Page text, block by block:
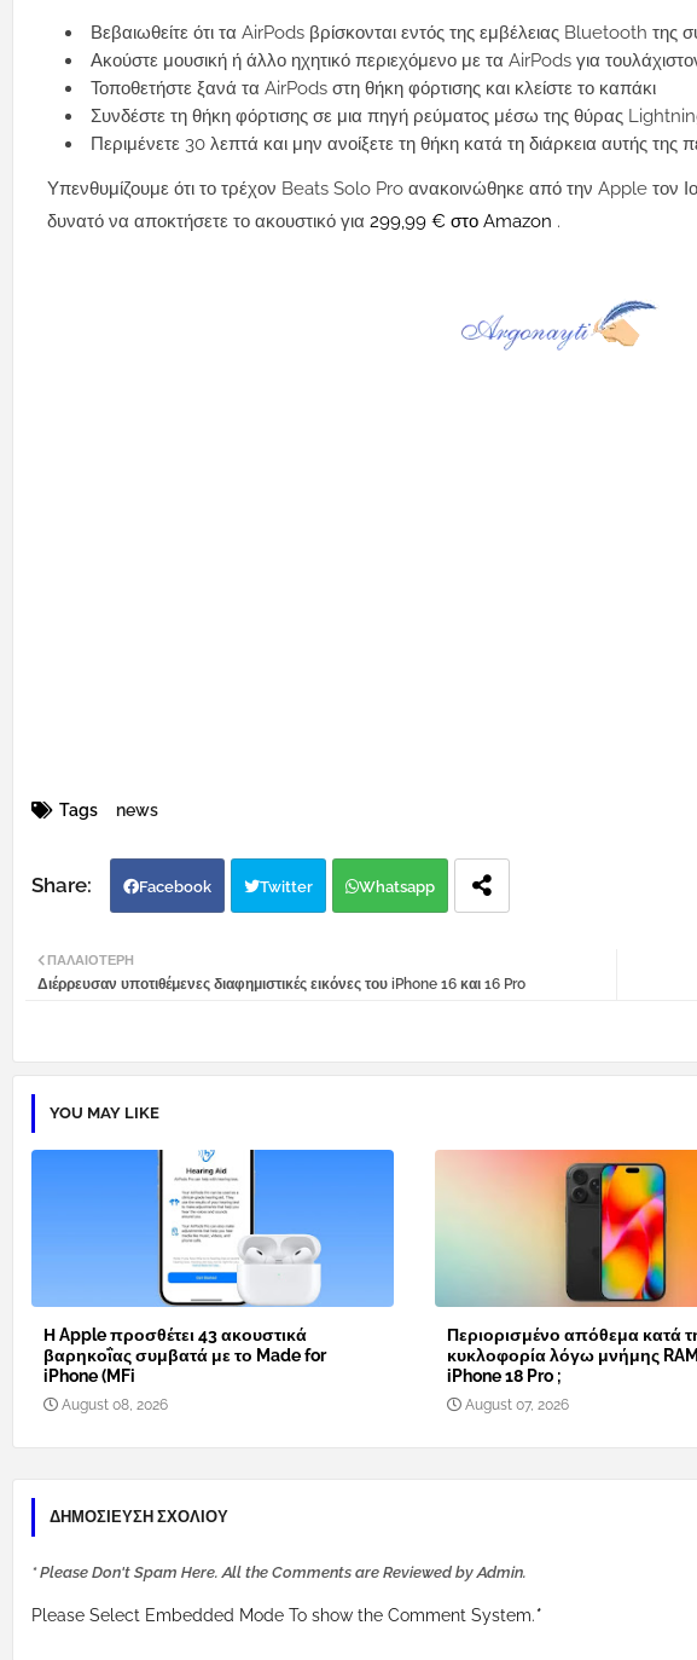
Βεβαιωθείτε ότι τα AirPods βρίσκονται εντός της εμβέλειας Bluetooth
Ακούστε μουσική ή άλλο ηχητικό περιεχόμενο με τα AirPods για
Τοποθετήστε ξανά τα AirPods στη θήκη φόρτισης και κλείστε το καπάκι
Συνδέστε τη θήκη φόρτισης σε μια πηγή ρεύματος μέσω της θύρας
Περιμένετε 30 λεπτά και μην ανοίξετε τη θήκη κατά τη διάρκεια αυτής
Υπενθυμίζουμε ότι το τρέχον Beats Solo Pro ανακοινώθηκε από την Apple τον
δυνατό να αποκτήσετε το ακουστικό για 299,99 € στο Amazon .
Tags news
Facebook Twitter Whatsapp
ΠΑΛΑΙΌΤΕΡΗ
Διέρρευσαν υποτιθέμενες διαφημιστικές εικόνες του iPhone 16 και 16 Pro
YOU MAY LIKE
Η Apple προσθέτει 43 ακουστικά
βαρηκοΐας συμβατά με το Made for
iPhone (MFi
August 08, 2026
Περιορισμένο απόθεμα κατά
κυκλοφορία λόγω μνήμης
iPhone 18 Pro ;
August 07, 2026
ΔΗΜΟΣΊΕΥΣΗ ΣΧΟΛΊΟΥ
* Please Don't Spam Here. All the Comments are Reviewed by Admin.
Please Select Embedded Mode To show the Comment System.*